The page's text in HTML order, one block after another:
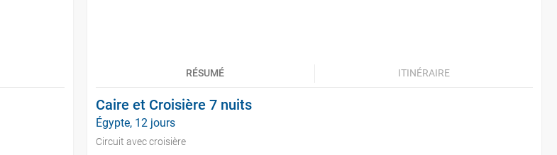
RÉSUMÉ ITINÉRAIRE
Caire et Croisière 7 nuits
Égypte, 12 jours
Circuit avec croisière